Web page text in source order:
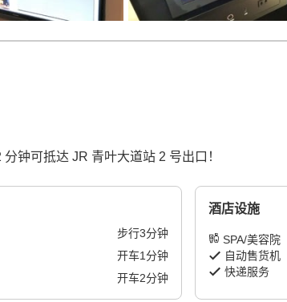
钟可抵达 JR 青叶大道站 2 号出口！
步行3分钟
开车1分钟
开车2分钟
酒店设施
SPA/美容院
自动售货机
快递服务